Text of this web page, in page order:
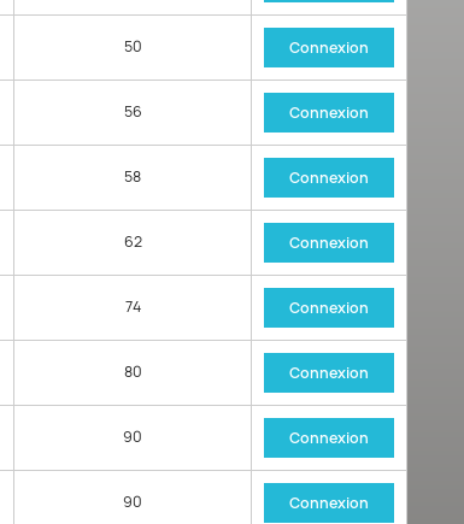
50 Connexion
56 Connexion
58 Connexion
62 Connexion
74 Connexion
80 Connexion
90 Connexion
90 Connexion